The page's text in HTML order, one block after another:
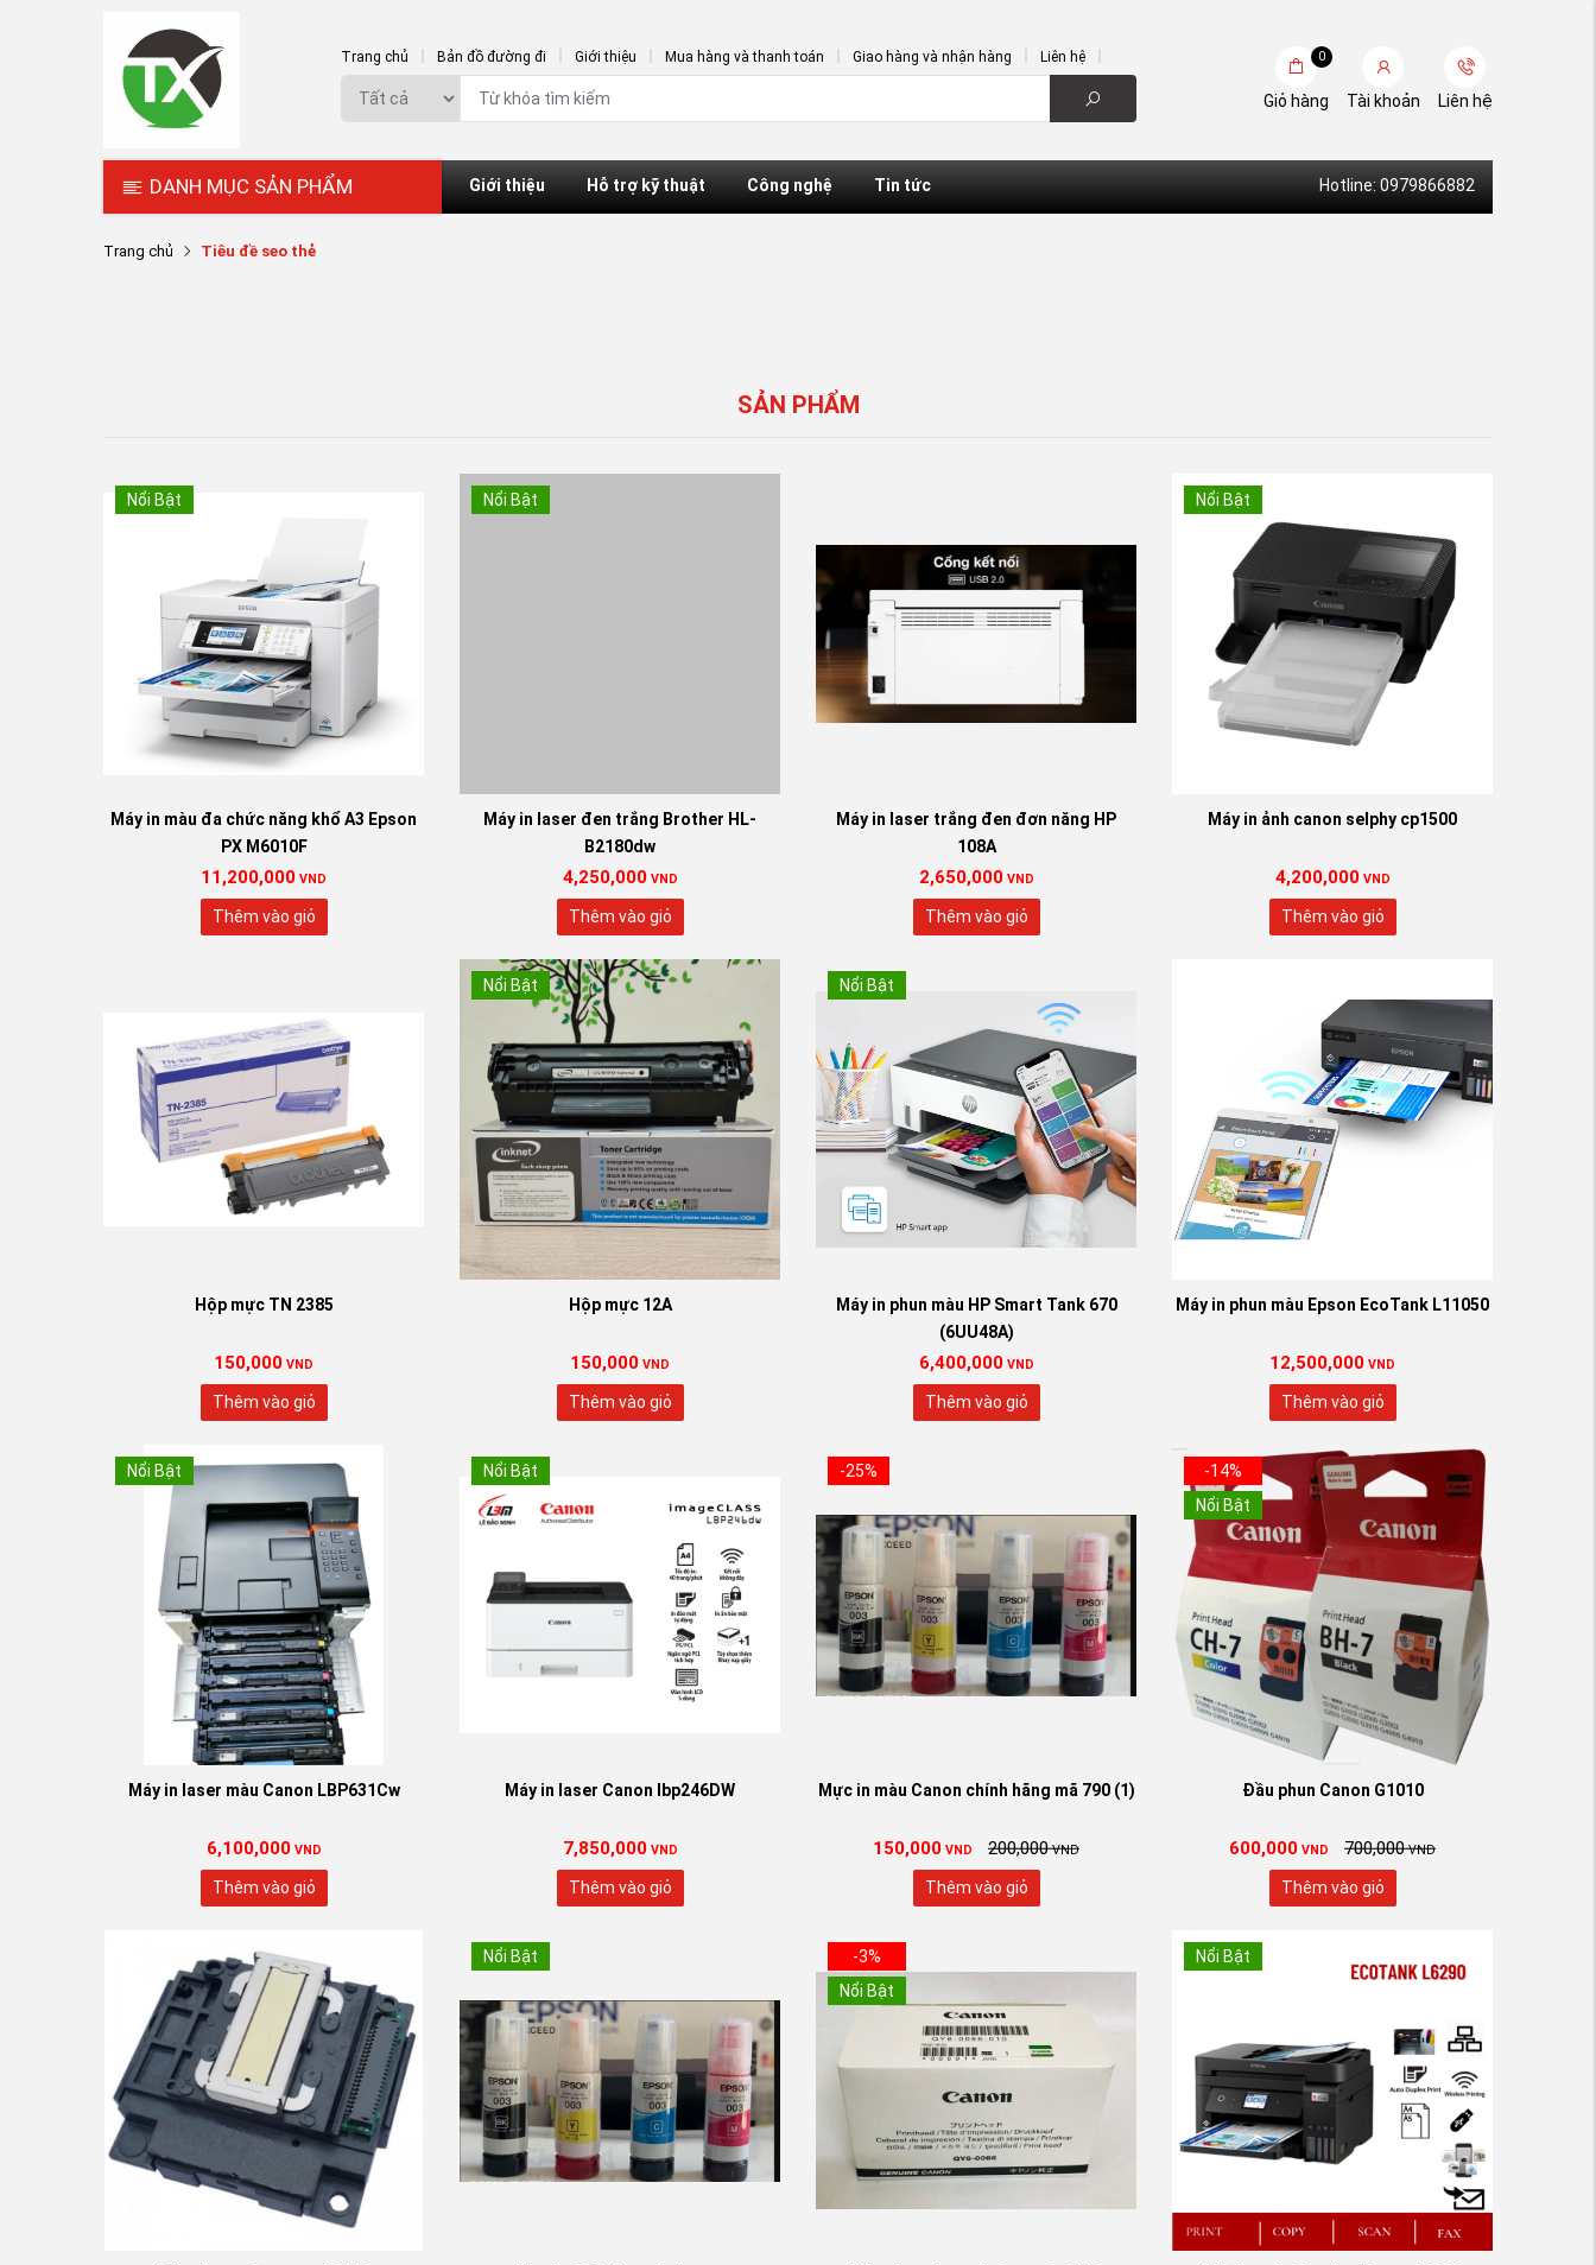
Trang chủ Bản đồ đường đi Giới thiệu Mua hàng và thanh toán Giao hàng và nhận hàng Liên hệ 0
Giỏ hàng Tài khoản Liên hệ
DANH MỤC SẢN PHẨM Giới thiệu Hỗ trợ kỹ thuật Công nghệ Tin tức Hotline: 0979866882
Trang chủ Tiêu đề seo thẻ
SẢN PHẨM
Nổi Bật
Máy in màu đa chức năng khổ A3 Epson
PX M6010F
11,200,000 VND
Thêm vào giỏ
Nổi Bật
Máy in laser đen trắng Brother HL-
B2180dw
4,250,000 VND
Thêm vào giỏ
Máy in laser trắng đen đơn năng HP
108A
2,650,000 VND
Thêm vào giỏ
Nổi Bật
Máy in ảnh canon selphy cp1500
4,200,000 VND
Thêm vào giỏ
Hộp mực TN 2385
150,000 VND
Thêm vào giỏ
Nổi Bật
Hộp mực 12A
150,000 VND
Thêm vào giỏ
Nổi Bật
Máy in phun màu HP Smart Tank 670
(6UU48A)
6,400,000 VND
Thêm vào giỏ
Máy in phun màu Epson EcoTank L11050
12,500,000 VND
Thêm vào giỏ
Nổi Bật
Máy in laser màu Canon LBP631Cw
6,100,000 VND
Thêm vào giỏ
Nổi Bật
Máy in laser Canon lbp246DW
7,850,000 VND
Thêm vào giỏ
-25%
Lựa chọn:
790 Xanh 790 Đỏ
Xóa
Mực in màu Canon chính hãng mã 790 (1)
150,000 VND 200,000 VND
Thêm vào giỏ
-14%
Nổi Bật
Đầu phun Canon G1010
600,000 VND 700,000 VND
Thêm vào giỏ
Nổi Bật
-3%
Nổi Bật
Nổi Bật